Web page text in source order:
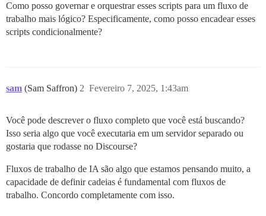
Como posso governar e orquestrar esses scripts para um fluxo de
trabalho mais lógico? Especificamente, como posso encadear esses
scripts condicionalmente?
sam (Sam Saffron) Fevereiro 7, 2025, 1:43am
2
Você pode descrever o fluxo completo que você está buscando?
Isso seria algo que você executaria em um servidor separado ou
gostaria que rodasse no Discourse?
Fluxos de trabalho de IA são algo que estamos pensando muito, a
capacidade de definir cadeias é fundamental com fluxos de
trabalho. Concordo completamente com isso.